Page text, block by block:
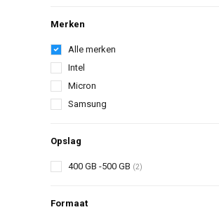
Merken
Alle merken
Intel
Micron
Samsung
Opslag
400 GB -500 GB (2)
Formaat